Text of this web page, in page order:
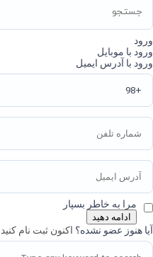
ورود
ورود با موبایل
ورود با آدرس ایمیل
مرا به خاطر بسپار
ادامه دهید
آیا هنوز عضو نشده؟ اکنون ثبت نام کنید